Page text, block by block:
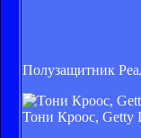
Полузащитник
Тони Кроос, Getty